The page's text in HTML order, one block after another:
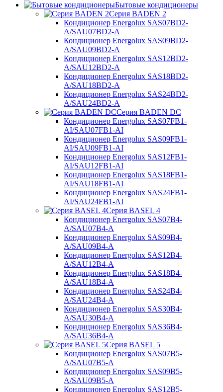
Бытовые кондиционеры
Серия BADEN 2
Кондиционер Energolux SAS07BD2-
A/SAU07BD2-A
Кондиционер Energolux SAS09BD2-
A/SAU09BD2-A
Кондиционер Energolux SAS12BD2-
A/SAU12BD2-A
Кондиционер Energolux SAS18BD2-
A/SAU18BD2-A
Кондиционер Energolux SAS24BD2-
A/SAU24BD2-A
Серия BADEN DC
Кондиционер Energolux SAS07FB1-
AI/SAU07FB1-AI
Кондиционер Energolux SAS09FB1-
AI/SAU09FB1-AI
Кондиционер Energolux SAS12FB1-
AI/SAU12FB1-AI
Кондиционер Energolux SAS18FB1-
AI/SAU18FB1-AI
Кондиционер Energolux SAS24FB1-
AI/SAU24FB1-AI
Серия BASEL 4
Кондиционер Energolux SAS07B4-
A/SAU07B4-A
Кондиционер Energolux SAS09B4-
A/SAU09B4-A
Кондиционер Energolux SAS12B4-
A/SAU12B4-A
Кондиционер Energolux SAS18B4-
A/SAU18B4-A
Кондиционер Energolux SAS24B4-
A/SAU24B4-A
Кондиционер Energolux SAS30B4-
A/SAU30B4-A
Кондиционер Energolux SAS36B4-
A/SAU36B4-A
Серия BASEL 5
Кондиционер Energolux SAS07B5-
A/SAU07B5-A
Кондиционер Energolux SAS09B5-
A/SAU09B5-A
Кондиционер Energolux SAS12B5-